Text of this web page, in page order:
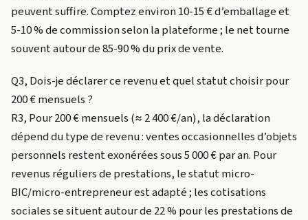
peuvent suffire. Comptez environ 10-15 € d’emballage et
5-10 % de commission selon la plateforme ; le net tourne
souvent autour de 85-90 % du prix de vente.
Q3, Dois-je déclarer ce revenu et quel statut choisir pour
200 € mensuels ?
R3, Pour 200 € mensuels (≈ 2 400 €/an), la déclaration
dépend du type de revenu : ventes occasionnelles d’objets
personnels restent exonérées sous 5 000 € par an. Pour
revenus réguliers de prestations, le statut micro-
BIC/micro-entrepreneur est adapté ; les cotisations
sociales se situent autour de 22 % pour les prestations de